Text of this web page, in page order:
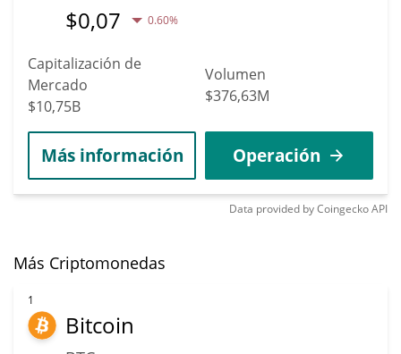
$0,07 0.60%
Capitalización de
Mercado
$10,75B
Volumen
$376,63M
Más información Operación
Data provided byCoingeckoAPI
Más Criptomonedas
1
Bitcoin